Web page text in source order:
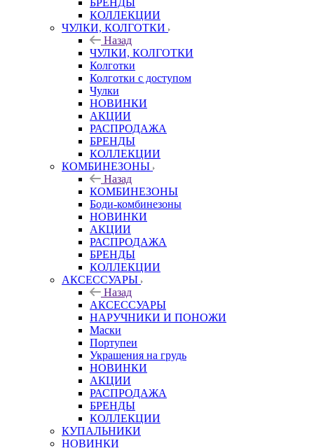
БРЕНДЫ
КОЛЛЕКЦИИ
ЧУЛКИ, КОЛГОТКИ
Назад
ЧУЛКИ, КОЛГОТКИ
Колготки
Колготки с доступом
Чулки
НОВИНКИ
АКЦИИ
РАСПРОДАЖА
БРЕНДЫ
КОЛЛЕКЦИИ
КОМБИНЕЗОНЫ
Назад
КОМБИНЕЗОНЫ
Боди-комбинезоны
НОВИНКИ
АКЦИИ
РАСПРОДАЖА
БРЕНДЫ
КОЛЛЕКЦИИ
АКСЕССУАРЫ
Назад
АКСЕССУАРЫ
НАРУЧНИКИ И ПОНОЖИ
Маски
Портупеи
Украшения на грудь
НОВИНКИ
АКЦИИ
РАСПРОДАЖА
БРЕНДЫ
КОЛЛЕКЦИИ
КУПАЛЬНИКИ
НОВИНКИ